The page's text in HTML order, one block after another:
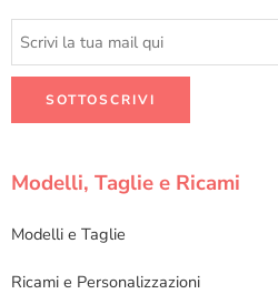
Modelli, Taglie e Ricami
Modelli e Taglie
Ricami e Personalizzazioni